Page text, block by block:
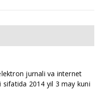
jurnali va internet
2014 yil 3 may kuni